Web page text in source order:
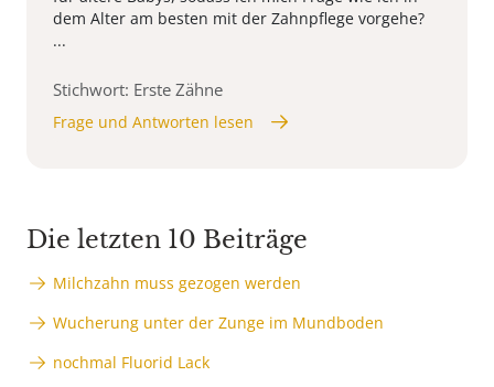
dem Alter am besten mit der Zahnpflege vorgehe?
...
Stichwort: Erste Zähne
Frage und Antworten lesen
Die letzten 10 Beiträge
Milchzahn muss gezogen werden
Wucherung unter der Zunge im Mundboden
nochmal Fluorid Lack